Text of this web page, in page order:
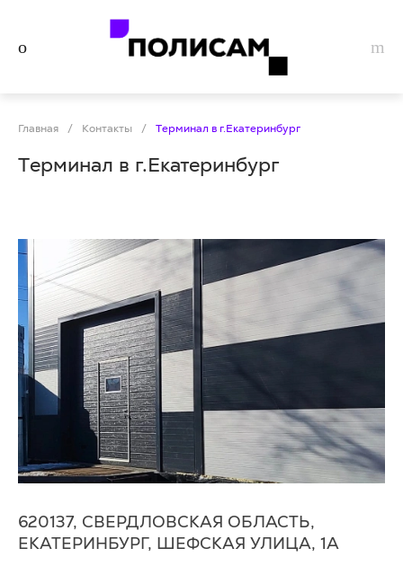
Главная / Контакты / Tерминал в г.Екатеринбург
Tерминал в г.Екатеринбург
620137, СВЕРДЛОВСКАЯ ОБЛАСТЬ,
ЕКАТЕРИНБУРГ, ШЕФСКАЯ УЛИЦА, 1А